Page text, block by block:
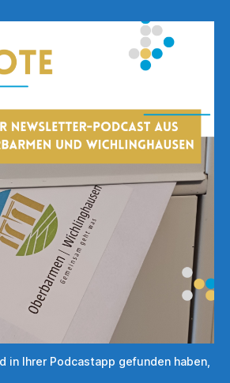
in Ihrer Podcastapp gefunden haben,